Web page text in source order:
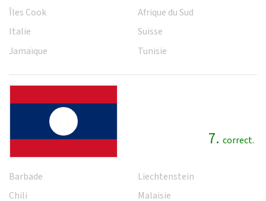
Îles Cook
Italie
Jamaïque
Afrique du Sud
Suisse
Tunisie
7. correct.
Barbade
Chili
Liechtenstein
Malaisie